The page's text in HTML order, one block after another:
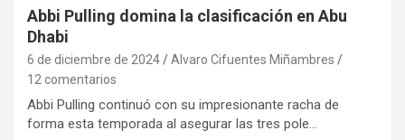
Abbi Pulling domina la clasificación en Abu
Dhabi
6 de diciembre de 2024
Alvaro Cifuentes Miñambres
12 comentarios
Abbi Pulling continuó con su impresionante racha de
forma esta temporada al asegurar las tres pole…